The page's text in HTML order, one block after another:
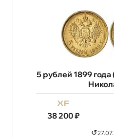
5 рублей 1899
xf
38 200₽
↺